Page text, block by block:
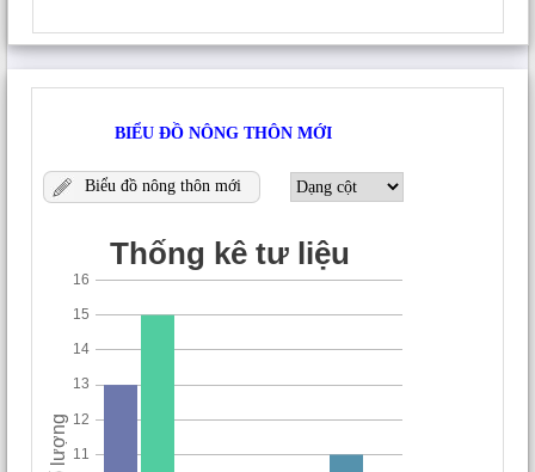
6 module chức năng được xếp thành 3 nhóm như
Hình 02.